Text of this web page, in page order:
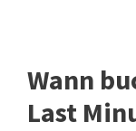
Wann
Last